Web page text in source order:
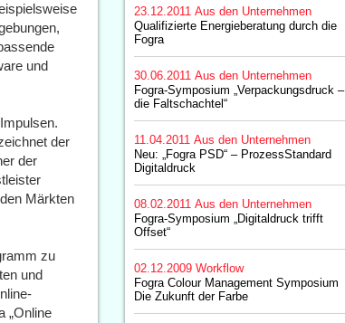
und
der
der
Märkten
zu
und
„Online
23.12.2011 Aus den Unternehmen
Qualifizierte Energieberatung durch die
Fogra
30.06.2011 Aus den Unternehmen
Fogra-Symposium „Verpackungsdruck –
die Faltschachtel“
11.04.2011 Aus den Unternehmen
Neu: „Fogra PSD“ – ProzessStandard
Digitaldruck
08.02.2011 Aus den Unternehmen
Fogra-Symposium „Digitaldruck trifft
Offset“
02.12.2009 Workflow
Fogra Colour Management Symposium 
Die Zukunft der Farbe